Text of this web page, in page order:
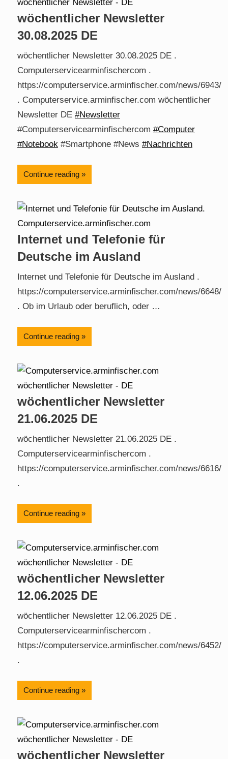
wöchentlicher Newsletter
30.08.2025 DE
wöchentlicher Newsletter 30.08.2025 DE .
Computerservicearminfischercom .
https://computerservice.arminfischer.com/news/6943/
. Computerservice.arminfischer.com wöchentlicher
Newsletter DE #Newsletter
#Computerservicearminfischercom #Computer
#Notebook #Smartphone #News #Nachrichten
Continue reading
Internet und Telefonie für
Deutsche im Ausland
Internet und Telefonie für Deutsche im Ausland .
https://computerservice.arminfischer.com/news/6648/
. Ob im Urlaub oder beruflich, oder …
Continue reading
wöchentlicher Newsletter
21.06.2025 DE
wöchentlicher Newsletter 21.06.2025 DE .
Computerservicearminfischercom .
https://computerservice.arminfischer.com/news/6616/
.
Continue reading
wöchentlicher Newsletter
12.06.2025 DE
wöchentlicher Newsletter 12.06.2025 DE .
Computerservicearminfischercom .
https://computerservice.arminfischer.com/news/6452/
.
Continue reading
wöchentlicher Newsletter